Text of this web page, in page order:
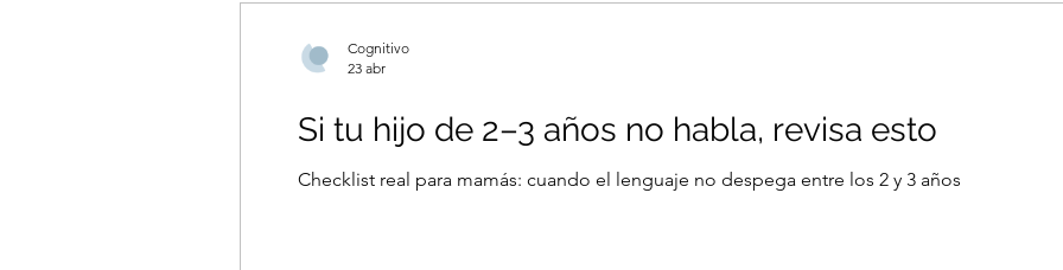
Si tu hijo de 2–3 años no habla, revisa esto
Checklist real para mamás: cuando el lenguaje no despega entre los 2 y 3 años
Cognitivo
23 abr